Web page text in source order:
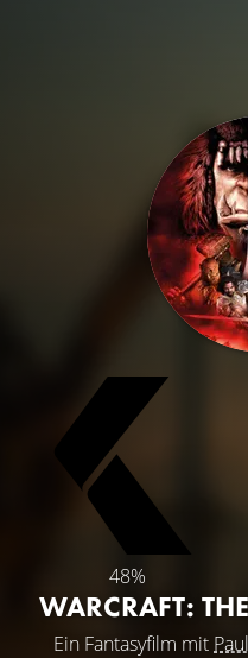
48%
WARCRAFT:
Ein Fantasyfilm mit